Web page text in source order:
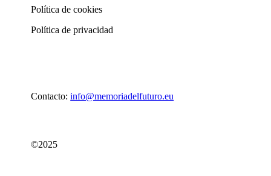
Política de cookies
Política de privacidad
Contacto:info@memoriadelfuturo.eu
©2025